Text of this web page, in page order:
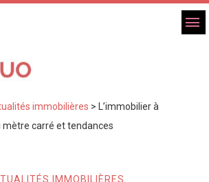
immobilières >
L’immobilier à
mètre carré et tendances
IMMOBILIÈRES